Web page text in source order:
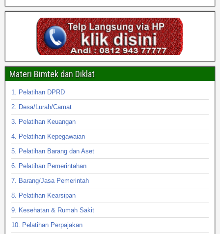
Materi Bimtek dan Diklat
1. Pelatihan DPRD
2. Desa/Lurah/Camat
3. Pelatihan Keuangan
4. Pelatihan Kepegawaian
5. Pelatihan Barang dan Aset
6. Pelatihan Pemerintahan
7. Barang/Jasa Pemerintah
8. Pelatihan Kearsipan
9. Kesehatan & Rumah Sakit
10. Pelatihan Perpajakan